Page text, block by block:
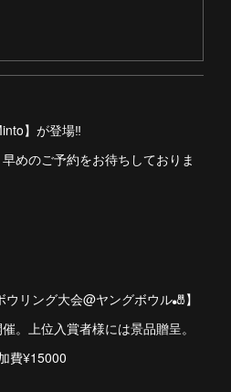
】が登場‼︎
めのご予約をお待ちしておりま
リング大会@ヤングボウル🎳】
。上位入賞者様には景品贈呈。
費¥15000